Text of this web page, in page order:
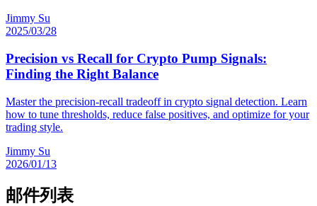
Jimmy Su
2025/03/28
Precision vs Recall for Crypto Pump Signals:
Finding the Right Balance
Master the precision-recall tradeoff in crypto signal detection. Learn
how to tune thresholds, reduce false positives, and optimize for your
trading style.
Jimmy Su
2026/01/13
邮件列表